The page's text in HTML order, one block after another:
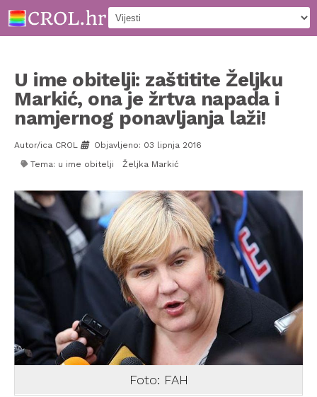
U ime obitelji: zaštitite Željku
Markić, ona je žrtva napada i
namjernog ponavljanja laži!
Autor/ica CROL
Objavljeno: 03 lipnja 2016
Tema: u ime obitelji Željka Markić
Foto: FAH